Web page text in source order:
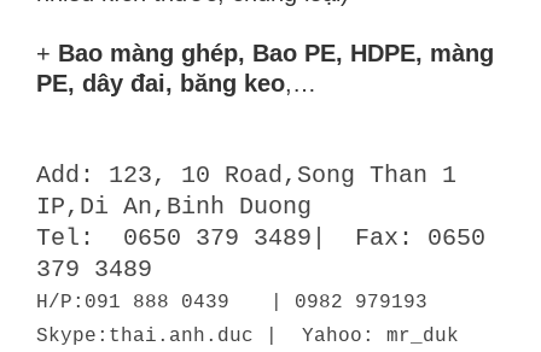
+ Bao màng ghép, Bao PE, HDPE, màng
PE, dây đai, băng keo,…
Add: 123, 10 Road,Song Than 1
IP,Di An,Binh Duong
Tel: 0650 379 3489| Fax: 0650
379 3489
H/P :091 888 0439
0982 979193
Skype:thai.anh.duc | Yahoo: mr_duk